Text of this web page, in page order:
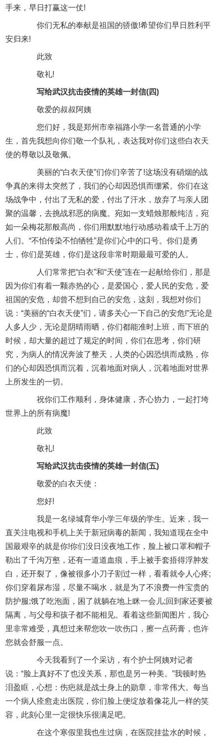
手来，早日打赢这一仗!
你们无私的奉献是祖国的骄傲!希望你们早日胜利平
安归来!
此致
敬礼!
写给武汉抗击疫情的英雄一封信(四)
敬爱的叔叔阿姨
您们好，我是郑州市幸福路小学一名普通的小学
生，首先我想向你们敬一个队礼，表达我对你们这些白衣天
使的尊敬以及敬佩。
美丽的“白衣天使”们你们辛苦了!这场没有硝烟的战
争真的来得太突然了，我们的心却因恐惧而绷紧。你们在这
场战争中，付出了无私的爱，付出了汗水，放弃了与亲人团
聚的温馨，去挑战邪恶的病魔。宛如一支蜡烛那般纯洁，宛
如一朵梅花那般高尚，你们用默默地行动感动着成千上万的
人们。“不怕传染不怕牺牲”是你们心中的口号。你们是勇
士，你们是英雄，你们是这段非常时期最最可爱的人。
人们常常把“白衣”和“天使”连在一起献给你们，那是
因为你们有着一颗赤热的心，是爱国心，爱人民的安危，爱
祖国的安危，却曾不想到自己的安危，这刻，我想对你们
说：“美丽的“白衣天使”们，请多关心一下自己的安危!”无论是
人多人少，无论是阴晴雨晒，你们都能准时上班，而下班的
时候，却大量的超过了规定的时间，你们在思考，你们研
究，为病人的情况奔波了整天，人类的心因恐惧而成熟，你
们的心却因恐惧而沉着，沉着地面对病人，沉着地面对世界
上所发生的一切。
祝你们工作顺利，身体健康，齐心协力，一起打垮
世界上的所有病魔!
此致
敬礼!
写给武汉抗击疫情的英雄一封信(五)
敬爱的白衣天使：
您好!
我是一名绿城育华小学三年级的学生。近来，我一
直关注电视和手机上关于新冠病毒的新闻，我知道现在全中
国最艰辛的就是你!你们没日没夜地工作，脸上被口罩和帽子
勒出了千沟万壑，还有一道道血痕，手上被手套捂得浮肿发
白，还开裂了，像被很多小刀子割过一样，看看就令人心疼;
你们穿着尿布湿，尽量不喝水，就是为了不浪费一件宝贵的
防护服;饿了吃泡面，困了就躺在地上眯一会儿;回到家还要被
隔离，与父母和孩子都不能相见。看着这些新闻图片，我心
里非常难受，真想过来帮您吹一吹伤口，擦一点药膏，也许
您就会舒服一点。
今天我看到了一个采访，有个护士阿姨对记者
说：“脸上真好不了也没关系，那也是另一种美。”我顿时热
泪盈眶，心想：伤疤就是战士身上的勋章，非常伟大。每当
一个病人痊愈走出医院，你们脸上便绽放着像花儿一样的笑
容，此刻心里一定很快乐很满足吧。
在这个寒假里我也生过病，在医院挂盐水的时候，